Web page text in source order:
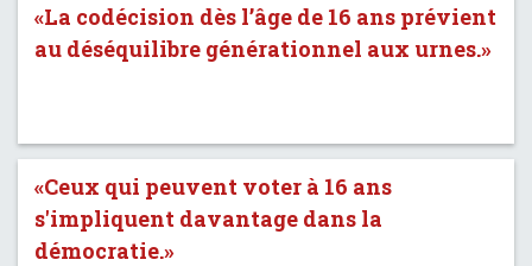
«La codécision dès l’âge de 16 ans prévient
au déséquilibre générationnel aux urnes.»
«Ceux qui peuvent voter à 16 ans
s'impliquent davantage dans la
démocratie.»